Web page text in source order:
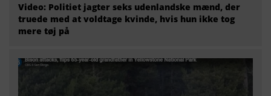
Video: Politiet jagter seks udenlandske mænd, der
truede med at voldtage kvinde, hvis hun ikke tog
mere tøj på